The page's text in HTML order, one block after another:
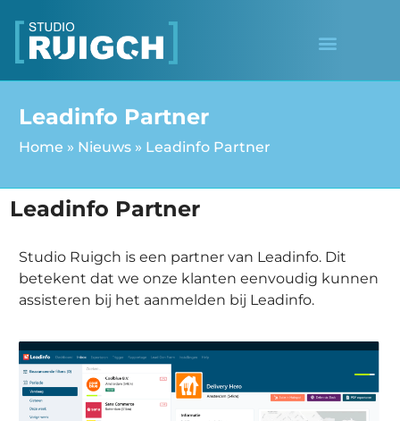
Leadinfo Partner
Home » Nieuws » Leadinfo Partner
Leadinfo Partner
Studio Ruigch is een partner van Leadinfo. Dit
betekent dat we onze klanten eenvoudig kunnen
assisteren bij het aanmelden bij Leadinfo.